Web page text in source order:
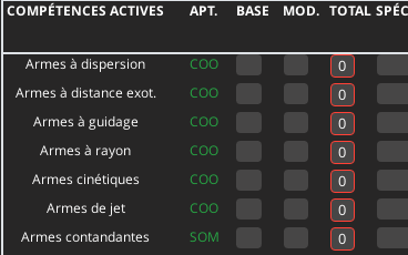
COMPÉTENCES ACTIVES
APT. BASE MOD. TOTAL
Armes à dispersion
COO
Armes à distance exot.
COO
Armes à guidage
COO
Armes à rayon
COO
Armes cinétiques
COO
Armes de jet
COO
Armes contandantes
SOM